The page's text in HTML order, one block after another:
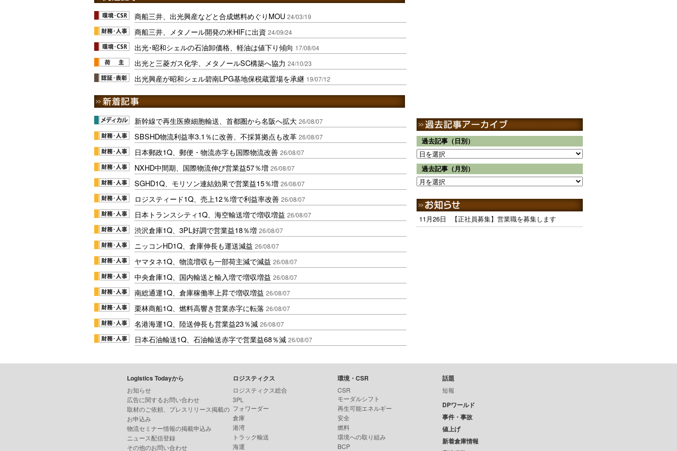
商船三井、出光興産などと合成燃料めぐりMOU 24/03/19
商船三井、メタノール開発の米HIFに出資 24/09/24
出光･昭和シェルの石油卸価格、軽油は値下り傾向 17/08/04
出光と三菱ガス化学、メタノールSC構築へ協力 24/10/23
出光興産が昭和シェル碧南LPG基地保税蔵置場を承継 19/07/12
新幹線で再生医療細胞輸送、首都圏から名阪へ拡大 26/08/07
SBSHD物流利益率3.1％に改善、不採算拠点も改革 26/08/07
日本郵政1Q、郵便・物流赤字も国際物流改善 26/08/07
NXHD中間期、国際物流伸び営業益57％増 26/08/07
SGHD1Q、モリソン連結効果で営業益15％増 26/08/07
ロジスティード1Q、売上12％増で利益率改善 26/08/07
日本トランスシティ1Q、海空輸送増で増収増益 26/08/07
渋沢倉庫1Q、3PL好調で営業益18％増 26/08/07
ニッコンHD1Q、倉庫伸長も運送減益 26/08/07
ヤマタネ1Q、物流増収も一部荷主減で減益 26/08/07
中央倉庫1Q、国内輸送と輸入増で増収増益 26/08/07
南総通運1Q、倉庫稼働率上昇で増収増益 26/08/07
栗林商船1Q、燃料高響き営業赤字に転落 26/08/07
名港海運1Q、陸送伸長も営業益23％減 26/08/07
日本石油輸送1Q、石油輸送赤字で営業益68％減 26/08/07
過去記事（日別）
過去記事（月別）
11月26日 【正社員募集】営業職を募集します
Logistics Todayから
お知らせ
広告に関するお問い合わせ
取材のご依頼、プレスリリース掲載の
お申込み
物流セミナー情報の掲載申込み
ニュース配信登録
その他のお問い合わせ
ロジスティクス
ロジスティクス総合
3PL
フォワーダー
倉庫
港湾
トラック輸送
海運
環境・CSR
CSR
モーダルシフト
再生可能エネルギー
安全
燃料
環境への取り組み
BCP
話題
短報
DPワールド
事件・事故
値上げ
新着倉庫情報